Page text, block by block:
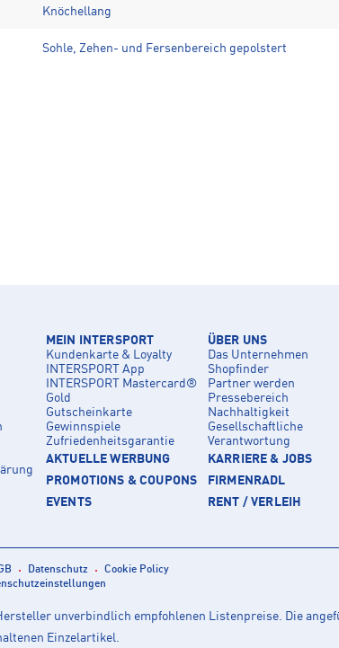
Knöchellang
Sohle, Zehen- und Fersenbereich gepolstert
MEIN INTERSPORT
Kundenkarte & Loyalty
INTERSPORT App
INTERSPORT Mastercard®
Gold
Gutscheinkarte
Gewinnspiele
Zufriedenheitsgarantie
AKTUELLE WERBUNG
PROMOTIONS & COUPONS
EVENTS
ÜBER UNS
Das Unternehmen
Shopfinder
Partner werden
Pressebereich
Nachhaltigkeit
Gesellschaftliche
Verantwortung
KARRIERE & JOBS
FIRMENRADL
RENT / VERLEIH
Datenschutz
Cookie Policy
unverbindlich empfohlenen Listenpreise. Die
Einzelartikel.